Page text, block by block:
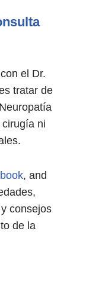
el Dr.
tratar de
ni
, and
consejos
de la